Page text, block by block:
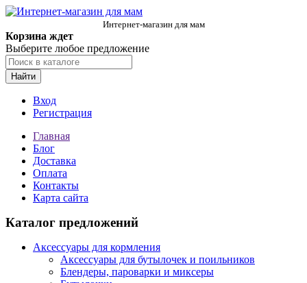
Интернет-магазин для мам
Корзина ждет
Выберите любое предложение
Найти
Вход
Регистрация
Главная
Блог
Доставка
Оплата
Контакты
Карта сайта
Каталог предложений
Аксессуары для кормления
Аксессуары для бутылочек и поильников
Блендеры, пароварки и миксеры